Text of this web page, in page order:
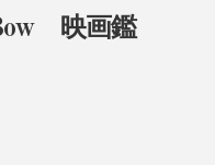
映画鑑